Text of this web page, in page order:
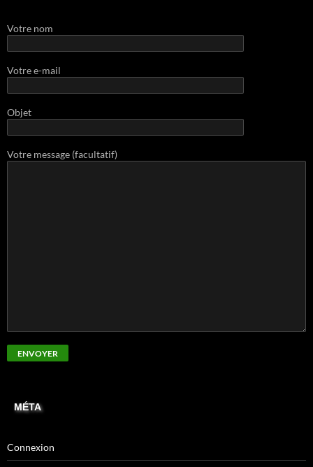
Votre nom
Votre e-mail
Objet
Votre message (facultatif)
MÉTA
Connexion